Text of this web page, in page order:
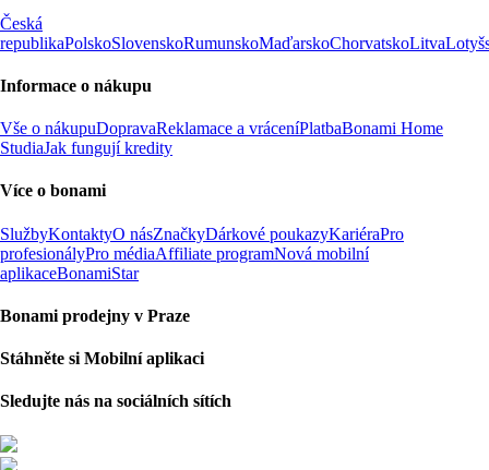
Česká
republikaPolskoSlovenskoRumunskoMaďarskoChorvatskoLitva
Informace o nákupu
Vše o nákupuDopravaReklamace a vráceníPlatbaBonami Home
StudiaJak fungují kredity
Více o bonami
SlužbyKontaktyO násZnačkyDárkové poukazyKariéraPro
profesionályPro médiaAffiliate programNová mobilní
aplikaceBonamiStar
Bonami prodejny v Praze
Stáhněte si Mobilní aplikaci
Sledujte nás na sociálních sítích